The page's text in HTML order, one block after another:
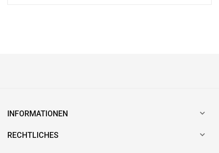
INFORMATIONEN 
RECHTLICHES 